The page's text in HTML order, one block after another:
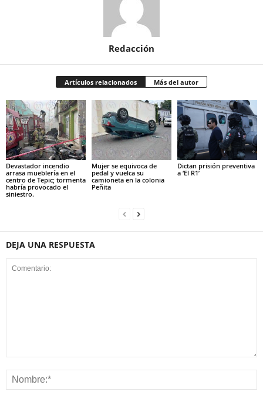
Redacción
Artículos relacionados Más del autor
Devastador incendio
arrasa mueblería en el
centro de Tepic; tormenta
habría provocado el
siniestro.
Mujer se equivoca de
pedal y vuelca su
camioneta en la colonia
Peñita
Dictan prisión preventiva
a ‘El R1’
DEJA UNA RESPUESTA